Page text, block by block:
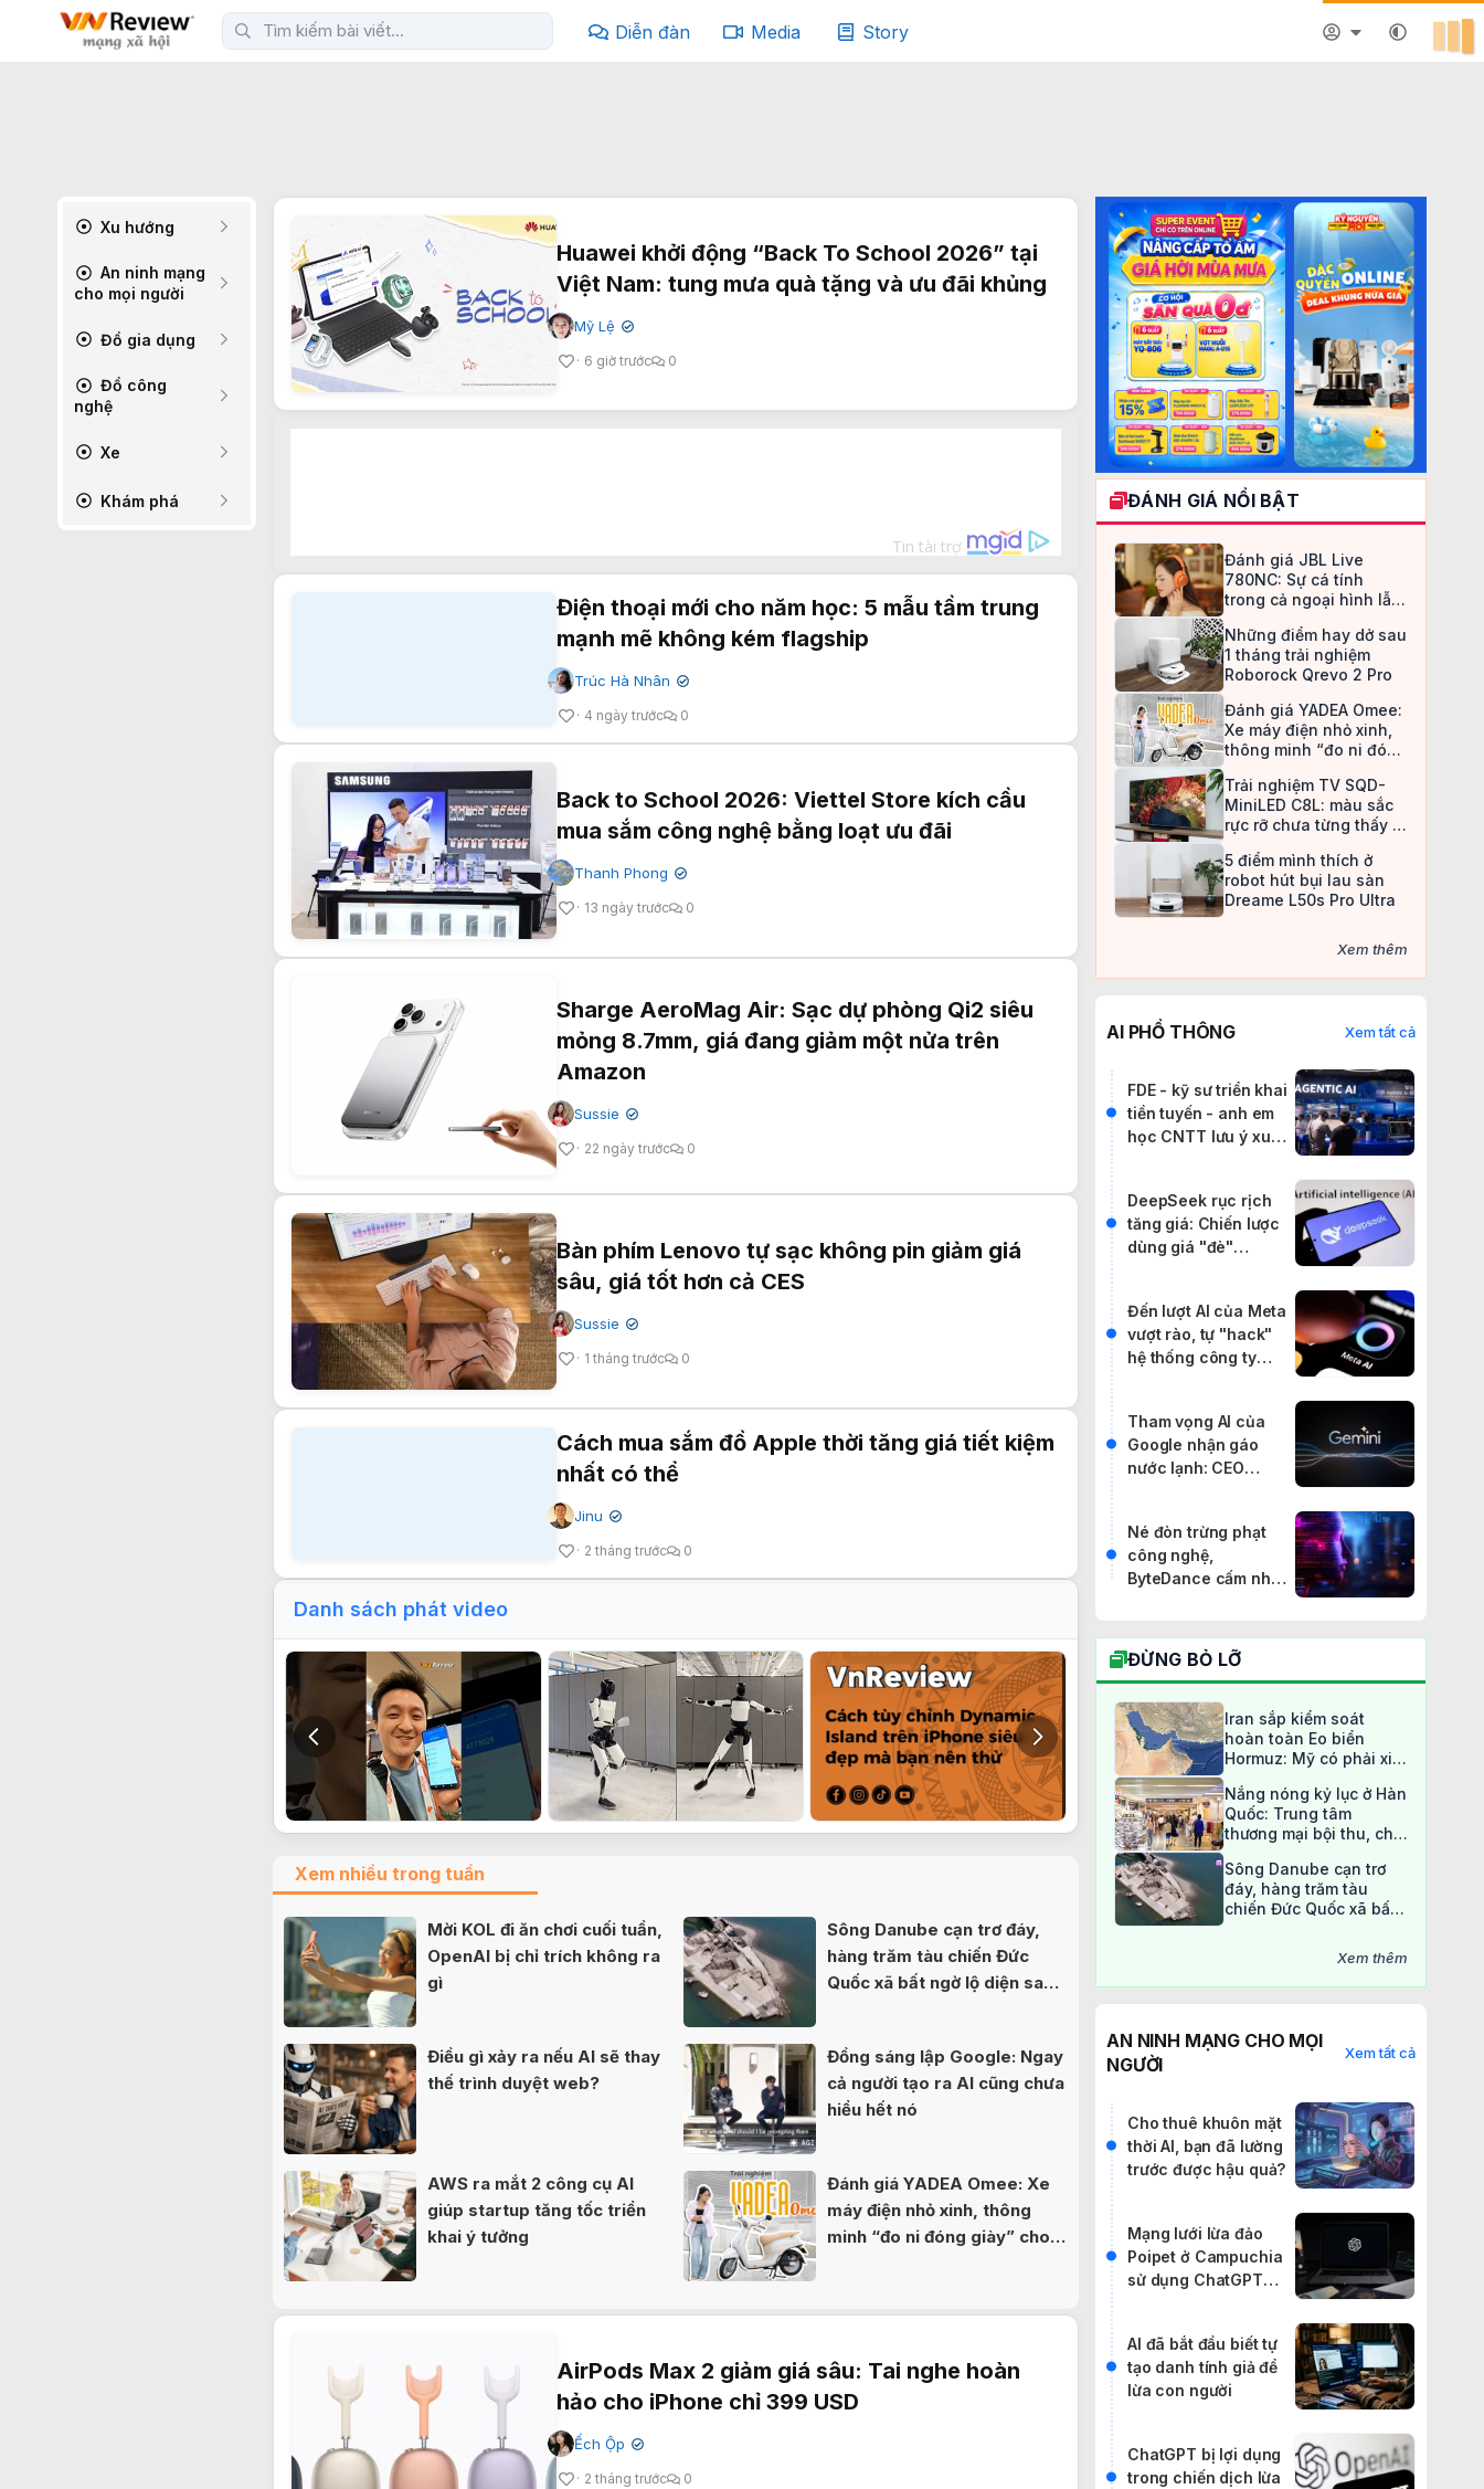
Diễn đàn Media Story
Xu hướng
An ninh mạng
cho mọi người
Đồ gia dụng
Đồ công
nghệ
Xe
Khám phá
Huawei khởi động “Back To School 2026” tại
Việt Nam: tung mưa quà tặng và ưu đãi khủng
Mỹ Lệ ✔
6 giờ trước 0
Điện thoại mới cho năm học: 5 mẫu tầm trung
mạnh mẽ không kém flagship
Trúc Hà Nhân ✔
4 ngày trước 0
Back to School 2026: Viettel Store kích cầu
mua sắm công nghệ bằng loạt ưu đãi
Thanh Phong ✔
13 ngày trước 0
Sharge AeroMag Air: Sạc dự phòng Qi2 siêu
mỏng 8.7mm, giá đang giảm một nửa trên
Amazon
Sussie ✔
22 ngày trước 0
Bàn phím Lenovo tự sạc không pin giảm giá
sâu, giá tốt hơn cả CES
Sussie ✔
1 tháng trước 0
Cách mua sắm đồ Apple thời tăng giá tiết kiệm
nhất có thể
Jinu ✔
2 tháng trước 0
Danh sách phát video
Xem nhiều trong tuần
Mời KOL đi ăn chơi cuối tuần,
OpenAI bị chỉ trích không ra
gì
Sông Danube cạn trơ đáy,
hàng trăm tàu chiến Đức
Quốc xã bất ngờ lộ diện sau
Điều gì xảy ra nếu AI sẽ thay
thế trình duyệt web?
Đồng sáng lập Google: Ngay
cả người tạo ra AI cũng chưa
hiểu hết nó
AWS ra mắt 2 công cụ AI
giúp startup tăng tốc triển
khai ý tưởng
Đánh giá YADEA Omee: Xe
máy điện nhỏ xinh, thông
minh “đo ni đóng giày” cho
AirPods Max 2 giảm giá sâu: Tai nghe hoàn
hảo cho iPhone chỉ 399 USD
Ếch Ộp ✔
2 tháng trước 0
ĐÁNH GIÁ NỔI BẬT
Đánh giá JBL Live
780NC: Sự cá tính
trong cả ngoại hình lẫn
Những điểm hay dở sau
1 tháng trải nghiệm
Roborock Qrevo 2 Pro
Đánh giá YADEA Omee:
Xe máy điện nhỏ xinh,
thông minh “đo ni đóng
Trải nghiệm TV SQD-
MiniLED C8L: màu sắc
rực rỡ chưa từng thấy ở
5 điểm mình thích ở
robot hút bụi lau sàn
Dreame L50s Pro Ultra
Xem thêm
AI PHỔ THÔNG Xem tất cả
FDE - kỹ sư triển khai
tiền tuyến - anh em
học CNTT lưu ý xu
DeepSeek rục rịch
tăng giá: Chiến lược
dùng giá "đè"
Đến lượt AI của Meta
vượt rào, tự "hack"
hệ thống công ty
Tham vọng AI của
Google nhận gáo
nước lạnh: CEO
của Gemini bị
Claude, GPT cho
"ngửi khói"
Né đòn trừng phạt
công nghệ,
ByteDance cấm nhân
ĐỪNG BỎ LỠ
Iran sắp kiểm soát
hoàn toàn Eo biển
Hormuz: Mỹ có phải xin
Nắng nóng kỷ lục ở Hàn
Quốc: Trung tâm
thương mại bội thu, chợ
Sông Danube cạn trơ
đáy, hàng trăm tàu
chiến Đức Quốc xã bất
Xem thêm
AN NINH MẠNG CHO MỌI
NGƯỜI
Xem tất cả
Cho thuê khuôn mặt
thời AI, bạn đã lường
trước được hậu quả?
Mạng lưới lừa đảo
Poipet ở Campuchia
sử dụng ChatGPT
AI đã bắt đầu biết tự
tạo danh tính giả để
lừa con người
ChatGPT bị lợi dụng
trong chiến dịch lừa